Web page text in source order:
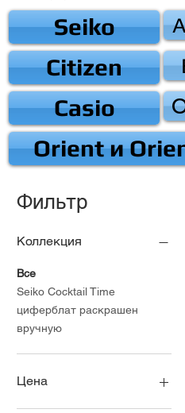
Seiko
Citizen
Casio
Orient и
Фильтр
Коллекция
Все
Seiko Cocktail Time
циферблат раскрашен
вручную
Цена